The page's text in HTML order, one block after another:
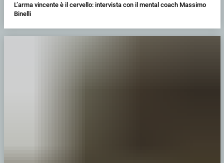
L’arma vincente è il cervello: intervista con il mental coach Massimo
Binelli